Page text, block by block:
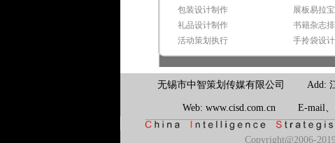
包装设计制作
礼品设计制作
活动策划执行
展板易拉
书籍杂志
手拎袋设
无锡市中智策划传媒有限公司 Add: 江
Web: www.cisd.com.cn E-mail
Copyright@2006-